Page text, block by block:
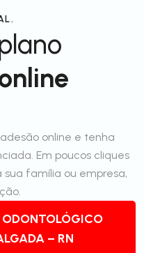
online e tenha
Em poucos cliques
família ou empresa,
– RN